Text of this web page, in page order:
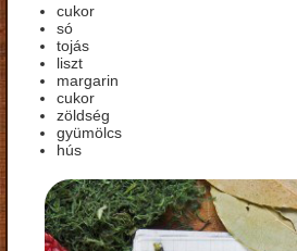
cukor
só
tojás
liszt
margarin
cukor
zöldség
gyümölcs
hús